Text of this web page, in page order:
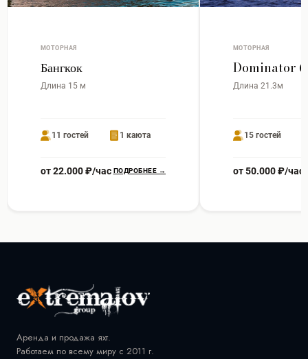
МОТОРНАЯ
Бангкок
Длина 15 м
11 гостей 1 каюта
от 22.000 ₽/час ПОДРОБНЕЕ →
МОТОРНАЯ
Dominator
Длина 21.3м
15 гостей
от 50.000 ₽/час
Аренда и продажа яхт.
Работаем по всему миру с 2011 г.